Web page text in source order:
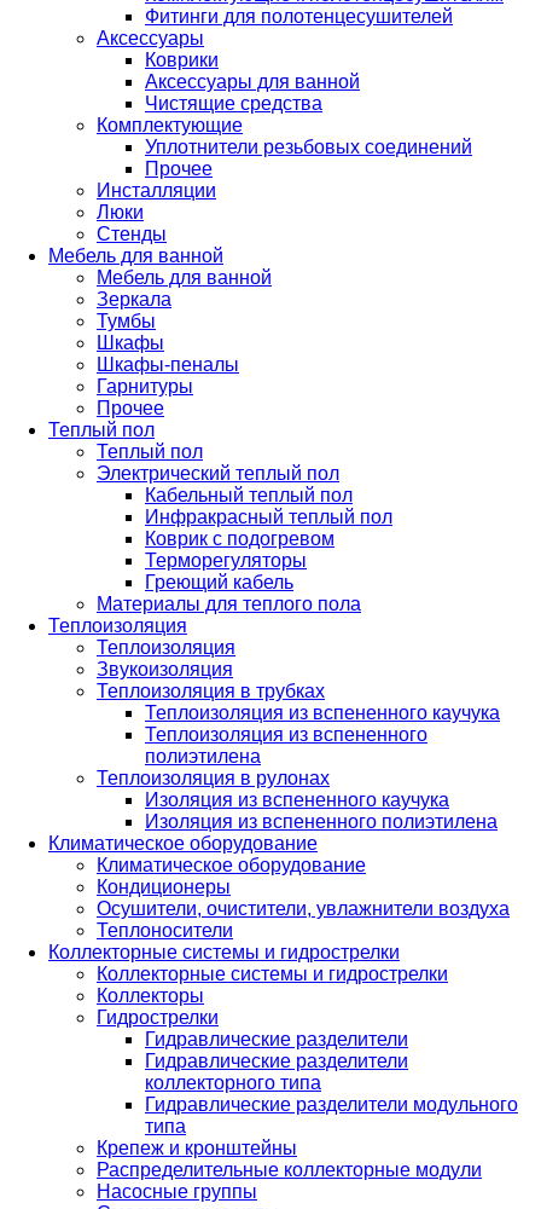
Фитинги для полотенцесушителей
Аксессуары
Коврики
Аксессуары для ванной
Чистящие средства
Комплектующие
Уплотнители резьбовых соединений
Прочее
Инсталляции
Люки
Стенды
Мебель для ванной
Мебель для ванной
Зеркала
Тумбы
Шкафы
Шкафы-пеналы
Гарнитуры
Прочее
Теплый пол
Теплый пол
Электрический теплый пол
Кабельный теплый пол
Инфракрасный теплый пол
Коврик с подогревом
Терморегуляторы
Греющий кабель
Материалы для теплого пола
Теплоизоляция
Теплоизоляция
Звукоизоляция
Теплоизоляция в трубках
Теплоизоляция из вспененного каучука
Теплоизоляция из вспененного
полиэтилена
Теплоизоляция в рулонах
Изоляция из вспененного каучука
Изоляция из вспененного полиэтилена
Климатическое оборудование
Климатическое оборудование
Кондиционеры
Осушители, очистители, увлажнители воздуха
Теплоносители
Коллекторные системы и гидрострелки
Коллекторные системы и гидрострелки
Коллекторы
Гидрострелки
Гидравлические разделители
Гидравлические разделители
коллекторного типа
Гидравлические разделители модульного
типа
Крепеж и кронштейны
Распределительные коллекторные модули
Насосные группы